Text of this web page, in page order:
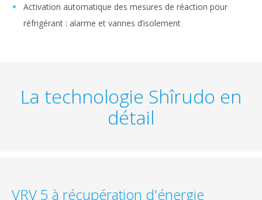
Activation automatique des mesures de réaction pour
réfrigérant : alarme et vannes d’isolement
La technologie Shîrudo en
détail
VRV 5 à récupération d'énergie